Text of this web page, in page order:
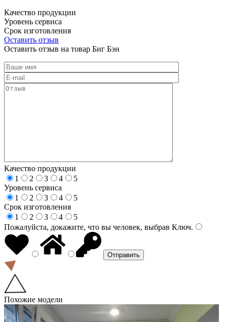
Качество продукции
Уровень сервиса
Срок изготовления
Оставить отзыв
Оставить отзыв на товар Биг Бэн
Качество продукции
1
2 3 4
5
Уровень сервиса
1
2 3 4
5
Срок изготовления
1
2 3 4
5
Пожалуйста, докажите, что вы человек, выбрав Ключ.
Похожие модели